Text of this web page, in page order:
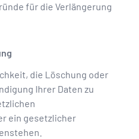
für die Verlängerung
die Löschung oder
Ihrer Daten zu
ein gesetzlicher